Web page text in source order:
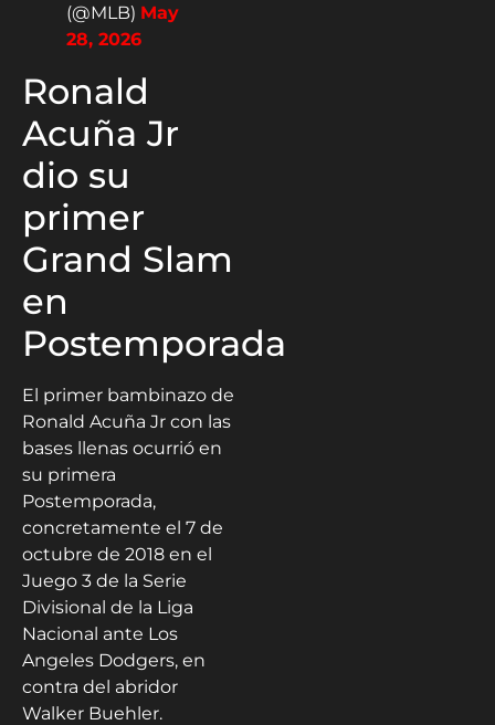
(@MLB) May
28, 2026
Ronald
Acuña Jr
dio su
primer
Grand Slam
en
Postemporada
El primer bambinazo de
Ronald Acuña Jr con las
bases llenas ocurrió en
su primera
Postemporada,
concretamente el 7 de
octubre de 2018 en el
Juego 3 de la Serie
Divisional de la Liga
Nacional ante Los
Angeles Dodgers, en
contra del abridor
Walker Buehler.